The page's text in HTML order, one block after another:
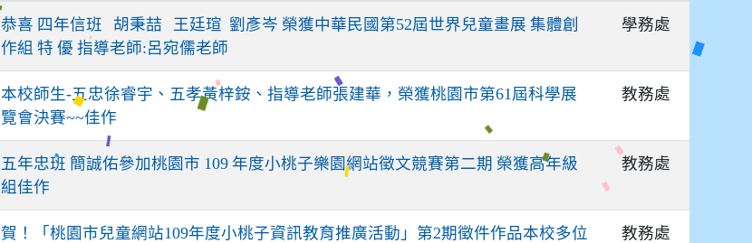
恭喜 四年信班 胡秉喆 王廷瑄 劉彥岑 榮獲中華民國第52屆世界兒童畫展 集體創
作組 特 優 指導老師:呂宛儒老師
學務處
本校師生-五忠徐睿宇、五孝黃梓銨、指導老師張建華，榮獲桃園市第61屆科學展
覽會決賽~~佳作
教務處
五年忠班 簡誠佑參加桃園市 109 年度小桃子樂園網站徵文競賽第二期 榮獲高年級
組佳作
教務處
賀！「桃園市兒童網站109年度小桃子資訊教育推廣活動」第2期徵件作品本校多位
教務處